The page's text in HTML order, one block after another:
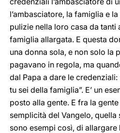
l’ambasciatore, la famiglia e
pulizie nella loro casa da tanti
famiglia allargata. E questa
una donna sola, e non solo la
pagavano in regola, ma
dal Papa a dare le
tu sei della famiglia”. E’ un
posto alla gente. E fra la
semplicità del Vangelo, quella
sono esempi così, di